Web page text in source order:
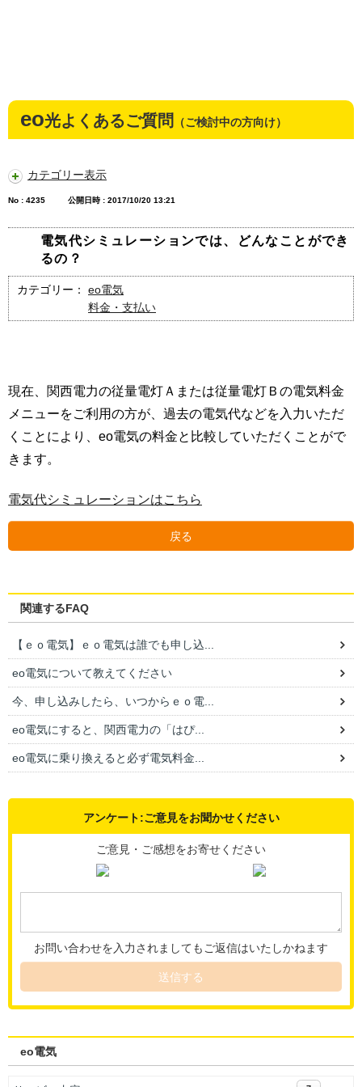
eo光よくあるご質問 （ご検討中の方向け）
カテゴリー表示
No : 4235 公開日時 : 2017/10/20 13:21
電気代シミュレーションでは、どんなことができ
るの？
カテゴリー：
eo電気
料金・支払い
現在、関西電力の従量電灯Ａまたは従量電灯Ｂの電気料金
メニューをご利用の方が、過去の電気代などを入力いただ
くことにより、eo電気の料金と比較していただくことがで
きます。
電気代シミュレーションはこちら
戻る
関連するFAQ
【ｅｏ電気】ｅｏ電気は誰でも申し込...
eo電気について教えてください
今、申し込みしたら、いつからｅｏ電...
eo電気にすると、関西電力の「はぴ...
eo電気に乗り換えると必ず電気料金...
アンケート:ご意見をお聞かせください
ご意見・ご感想をお寄せください
お問い合わせを入力されましてもご返信はいたしかねます
送信する
eo電気